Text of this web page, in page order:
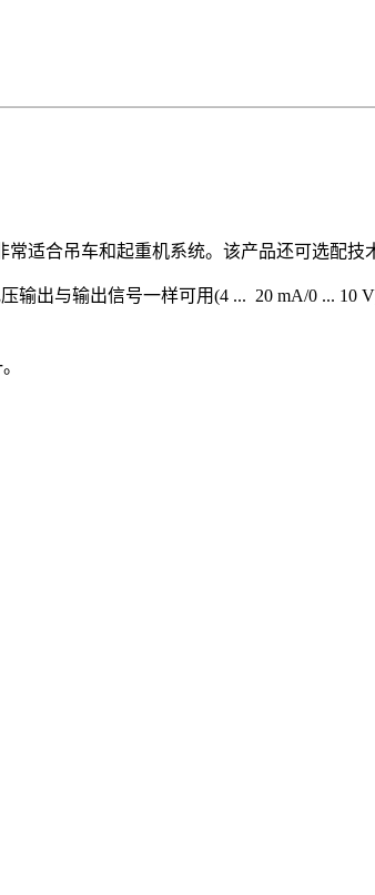
适合吊车和起重机系统。该产品还可选配技
输出与输出信号一样可用(4 ... 20 mA/0 ... 10